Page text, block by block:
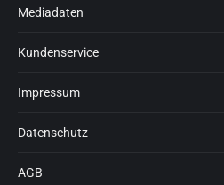
Mediadaten
Kundenservice
Impressum
Datenschutz
AGB